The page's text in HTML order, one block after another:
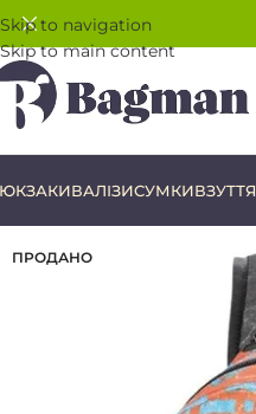
Skip to navigation
Skip to main content
ВАЛІЗИСУМКИВЗУТТЯ
ПРОДАНО